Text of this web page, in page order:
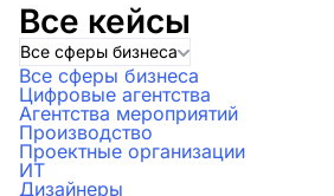
Все кейсы
Все сферы бизнеса
Все сферы бизнеса
Цифровые агентства
Агентства мероприятий
Производство
Проектные организации
ИТ
Дизайнеры